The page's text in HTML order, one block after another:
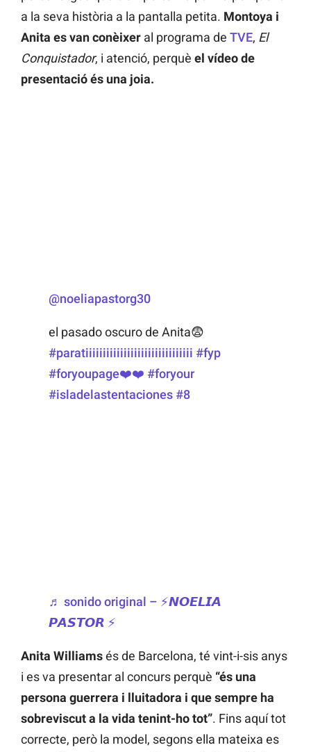
a la seva història a la pantalla petita. Montoya i
Anita es van conèixer al programa de TVE, El
Conquistador, i atenció, perquè el vídeo de
presentació és una joia.
@noeliapastorg30
el pasado oscuro de Anita😨
#paratiiiiiiiiiiiiiiiiiiiiiiiiiiiiiii #fyp
#foryoupage❤️❤️ #foryour
#isladelastentaciones#8
♬ sonido original – ⚡️𝙉𝙊𝙀𝙇𝙄𝘼
𝙋𝘼𝙎𝙏𝙊𝙍 ⚡️
Anita Williamsés de Barcelona, té vint-i-sis anys
i es va presentar al concurs perquè “és una
persona guerrera i lluitadora i que sempre ha
sobreviscut a la vida tenint-ho tot”. Fins aquí tot
correcte, però la model, segons ella mateixa es